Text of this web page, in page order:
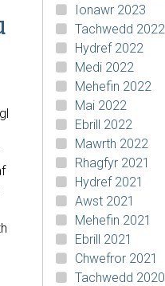
Ionawr 2023
Tachwedd 2022
Hydref 2022
Medi 2022
Mehefin 2022
Mai 2022
Ebrill 2022
Mawrth 2022
Rhagfyr 2021
Hydref 2021
Awst 2021
Mehefin 2021
Ebrill 2021
Chwefror 2021
Tachwedd 2020